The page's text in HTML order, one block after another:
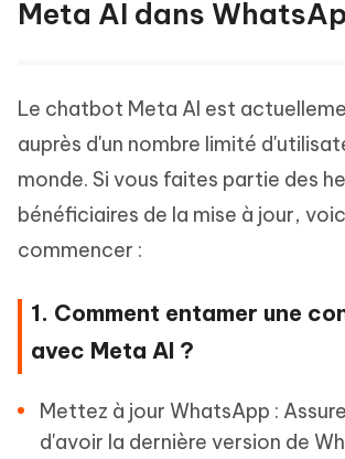
Meta AI dans
Le chatbot Meta AI est
auprès d'un nombre limité
monde. Si vous faites partie des
bénéficiaires de la mise à jour,
commencer :
1. Comment entamer une
avec Meta AI ?
Mettez à jour WhatsApp :
d'avoir la dernière version de